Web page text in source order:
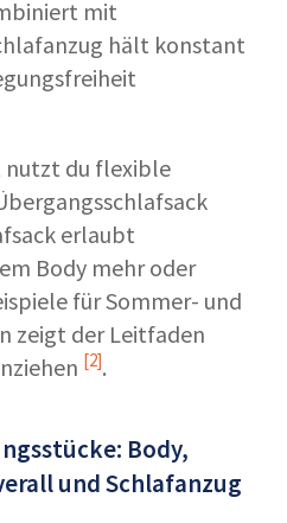
mit
hält konstant
nutzt du flexible
erlaubt
Body mehr oder
für Sommer- und
zeigt der Leitfaden
[2].
Body,
und Schlafanzug